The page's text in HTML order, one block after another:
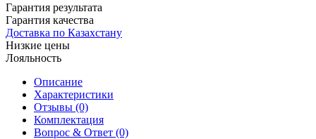
Гарантия результата
Гарантия качества
Доставка по Казахстану
Низкие цены
Лояльность
Описание
Характеристики
Отзывы (0)
Комплектация
Вопрос & Ответ (0)